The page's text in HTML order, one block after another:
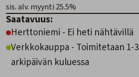
sis. alv. myynti 25.5%
Saatavuus:
Herttoniemi - Ei heti nähtävillä
Verkkokauppa - Toimitetaan 1-3
arkipäivän kuluessa